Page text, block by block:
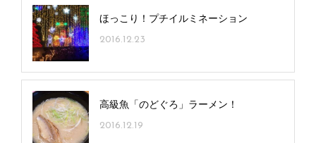
ほっこり！プチイルミネーション
2016.12.23
高級魚「のどぐろ」ラーメン！
2016.12.19